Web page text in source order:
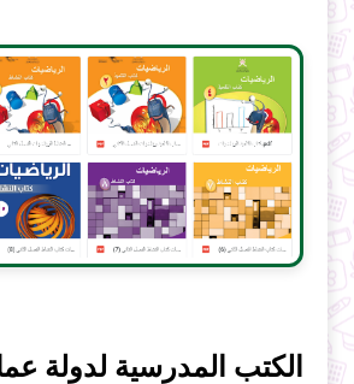
الكتب المدرسية لدولة